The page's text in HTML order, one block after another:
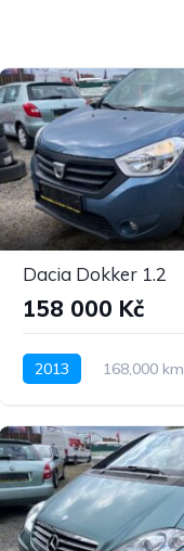
Dacia Dokker 1.2
158 000 Kč
2013 168,000 km